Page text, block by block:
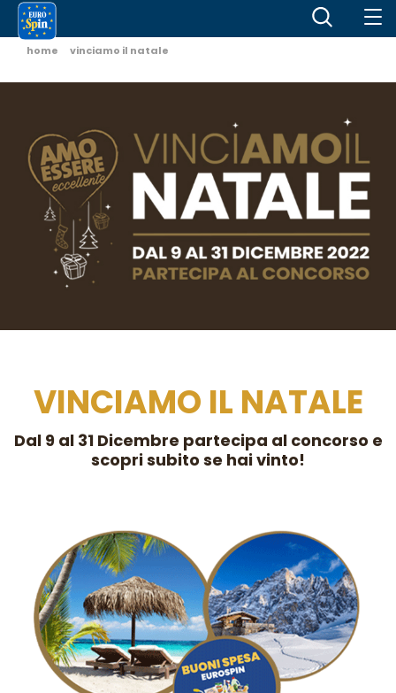
home vinciamo il natale
VINCIAMO IL NATALE
Dal 9 al 31 Dicembre partecipa al concorso e
scopri subito se hai vinto!